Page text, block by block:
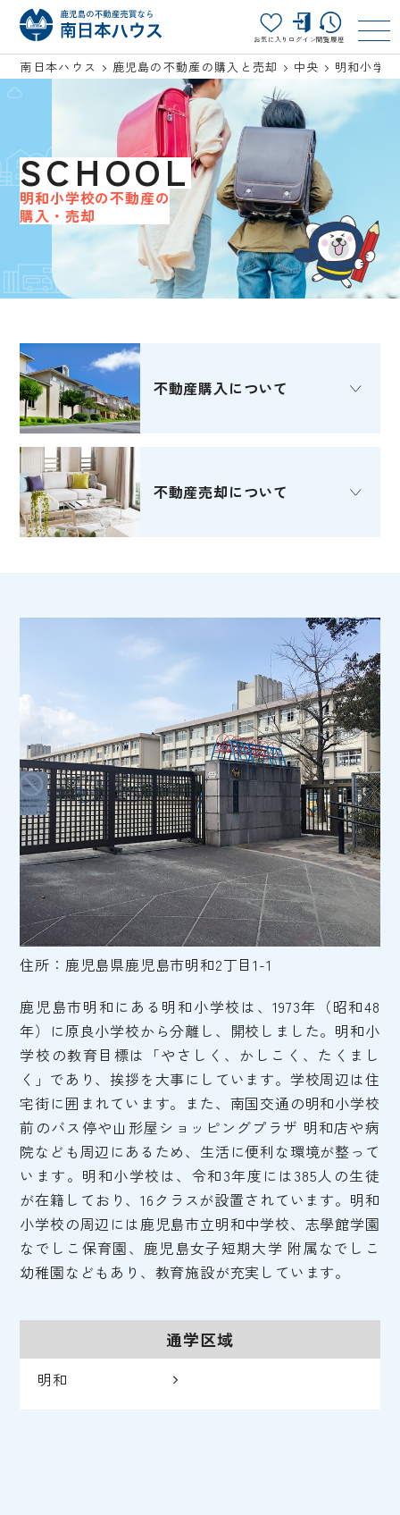
お気に入り ログイン閲覧履歴
南日本ハウス 鹿児島の不動産の購入と売却 中央 明和小学校
SCHOOL
明和小学校の不動産の
購入・売却
不動産購入について
不動産売却について
住所：鹿児島県鹿児島市明和2丁目1-1
鹿児島市明和にある明和小学校は、1973年（昭和48
年）に原良小学校から分離し、開校しました。明和小
学校の教育目標は「やさしく、かしこく、たくまし
く」であり、挨拶を大事にしています。学校周辺は住
宅街に囲まれています。また、南国交通の明和小学校
前のバス停や山形屋ショッピングプラザ 明和店や病
院なども周辺にあるため、生活に便利な環境が整って
います。明和小学校は、令和3年度には385人の生徒
が在籍しており、16クラスが設置されています。明和
小学校の周辺には鹿児島市立明和中学校、志學館学園
なでしこ保育園、鹿児島女子短期大学 附属なでしこ
幼稚園などもあり、教育施設が充実しています。
通学区域
明和